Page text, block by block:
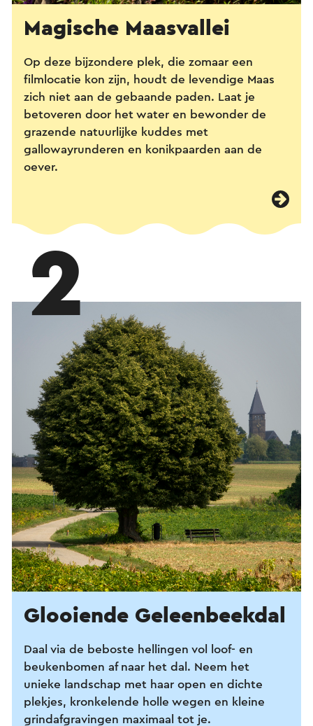
Magische Maasvallei
Op deze bijzondere plek, die zomaar een
filmlocatie kon zijn, houdt de levendige Maas
zich niet aan de gebaande paden. Laat je
betoveren door het water en bewonder de
grazende natuurlijke kuddes met
gallowayrunderen en konikpaarden aan de
oever.
2
Glooiende Geleenbeekdal
Daal via de beboste hellingen vol loof- en
beukenbomen af naar het dal. Neem het
unieke landschap met haar open en dichte
plekjes, kronkelende holle wegen en kleine
grindafgravingen maximaal tot je.